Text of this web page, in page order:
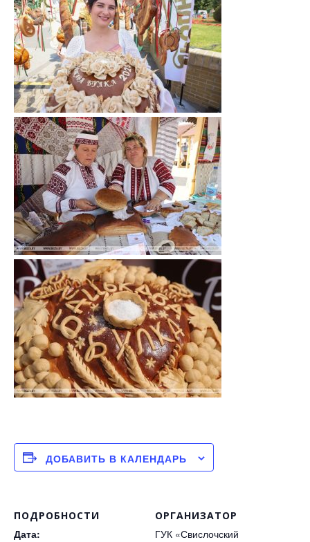
ДОБАВИТЬ В КАЛЕНДАРЬ
ПОДРОБНОСТИ
Дата:
ОРГАНИЗАТОР
ГУК «Свислочский